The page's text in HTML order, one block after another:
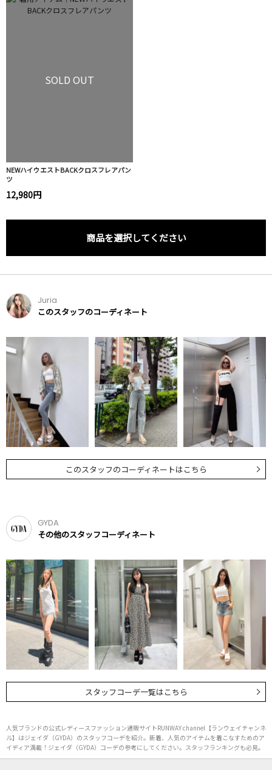
SOLD OUT
NEWハイウエストBACKクロスフレアパン
ツ
12,980円
商品を選択してください
Juria
このスタッフのコーディネート
このスタッフのコーディネートはこちら
GYDA
その他のスタッフコーディネート
スタッフコーデ一覧はこちら
人気ブランドの公式レディースファッション通販サイトRUNWAY channel【ランウェイチャンネ
ル】はジェイダ（GYDA）のスタッフコーデを紹介。新着、人気のアイテムを着こなすためのア
イディア満載！ジェイダ（GYDA）コーデの参考にしてください。スタッフランキングも必見。